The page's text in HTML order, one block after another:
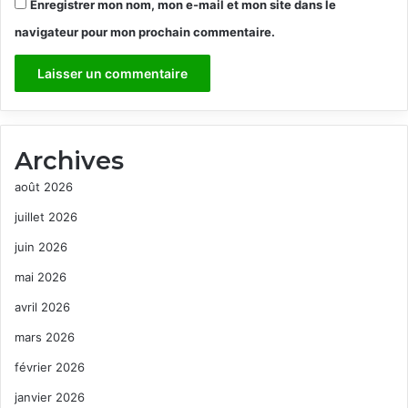
Enregistrer mon nom, mon e-mail et mon site dans le
navigateur pour mon prochain commentaire.
Archives
août 2026
juillet 2026
juin 2026
mai 2026
avril 2026
mars 2026
février 2026
janvier 2026